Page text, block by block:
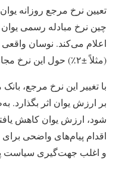
تعیین نرخ مرجع روزانه
چین نرخ مبادله رسمی یوان
اعلام می‌کند. نوسان
(مثلاً ±۲٪) حول این نرخ مجاز است.
با تغییر این نرخ مرجع،
بر ارزش یوان اثر بگذارد.
شود، ارزش یوان کاهش
اقدام پیام‌های واضحی
و اغلب جهت‌گیری سیاست